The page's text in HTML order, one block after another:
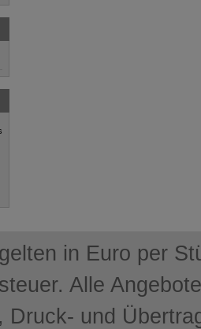
in Euro per
Alle
Druck- und